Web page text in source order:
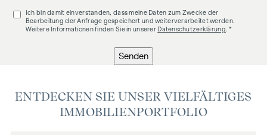
Ich bin damit einverstanden, dass meine Daten zum Zwecke der
Bearbeitung der Anfrage gespeichert und weiterverarbeitet werden.
Weitere Informationen finden Sie in unserer Datenschutzerklärung. *
Senden
ENTDECKEN SIE UNSER VIELFÄLTIGES
IMMOBILIENPORTFOLIO